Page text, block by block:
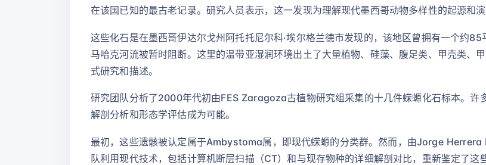
在该国已知的最古老记录。研究人员表示，这一发现为理解现代墨西哥动物多样性的起源和演
这些化石是在墨西哥伊达尔戈州阿托托尼尔科·埃尔格兰德市发现的，该地区曾拥有一个约
马哈克河流被暂时阻断。这里的温带亚湿润环境出土了大量植物、硅藻、腹足类、甲壳类、
式研究和描述。
研究团队分析了2000年代初由FES Zaragoza古植物研究组采集的十几件蝾螈化石标本。许
解剖分析和形态学评估成为可能。
最初，这些遗骸被认定属于Ambystoma属，即现代蝾螈的分类群。然而，由Jorge
队利用现代技术，包括计算机断层扫描（CT）和与现存物种的详细解剖对比，重新鉴定了这